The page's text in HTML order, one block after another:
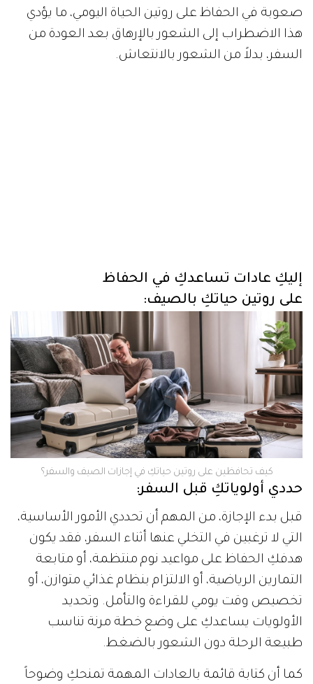
صعوبة في الحفاظ على روتين الحياة اليومي، ما يؤدي
هذا الاضطراب إلى الشعور بالإرهاق بعد العودة من
السفر، بدلاً من الشعور بالانتعاش.
إليكِ عادات تساعدكِ في الحفاظ
على روتين حياتكِ بالصيف:
كيف تحافظين على روتين حياتكِ في إجازات الصيف والسفر؟
حددي أولوياتكِ قبل السفر:
قبل بدء الإجازة، من المهم أن تحددي الأمور الأساسية،
التي لا ترغبين في التخلي عنها أثناء السفر، فقد يكون
هدفكِ الحفاظ على مواعيد نوم منتظمة، أو متابعة
التمارين الرياضية، أو الالتزام بنظام غذائي متوازن، أو
تخصيص وقت يومي للقراءة والتأمل. وتحديد
الأولويات يساعدكِ على وضع خطة مرنة تناسب
طبيعة الرحلة دون الشعور بالضغط.
كما أن كتابة قائمة بالعادات المهمة تمنحكِ وضوحاً